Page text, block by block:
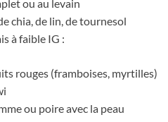
ou au levain
chia, de lin, de tournesol
à faible IG :
rouges (framboises, myrtilles)
ou poire avec la peau